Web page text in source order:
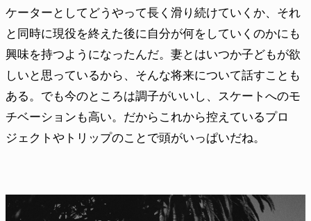
ケーターとしてどうやって長く滑り続けていくか、それ
と同時に現役を終えた後に自分が何をしていくのかにも
興味を持つようになったんだ。妻とはいつか子どもが欲
しいと思っているから、そんな将来について話すことも
ある。でも今のところは調子がいいし、スケートへのモ
チベーションも高い。だからこれから控えているプロ
ジェクトやトリップのことで頭がいっぱいだね。